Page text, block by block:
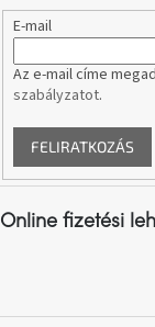
kollekció
Most
repül
hullámon
E-mail
Az e-mail címe
szabályzatot.
FELIRATKOZÁS
Online fizetési